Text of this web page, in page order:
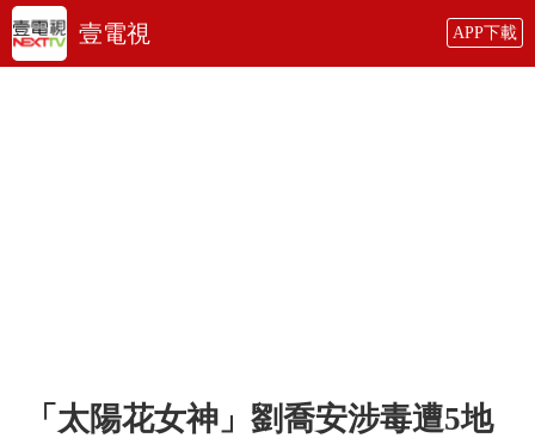
壹電視 APP下載
「太陽花女神」劉喬安涉毒遭5地